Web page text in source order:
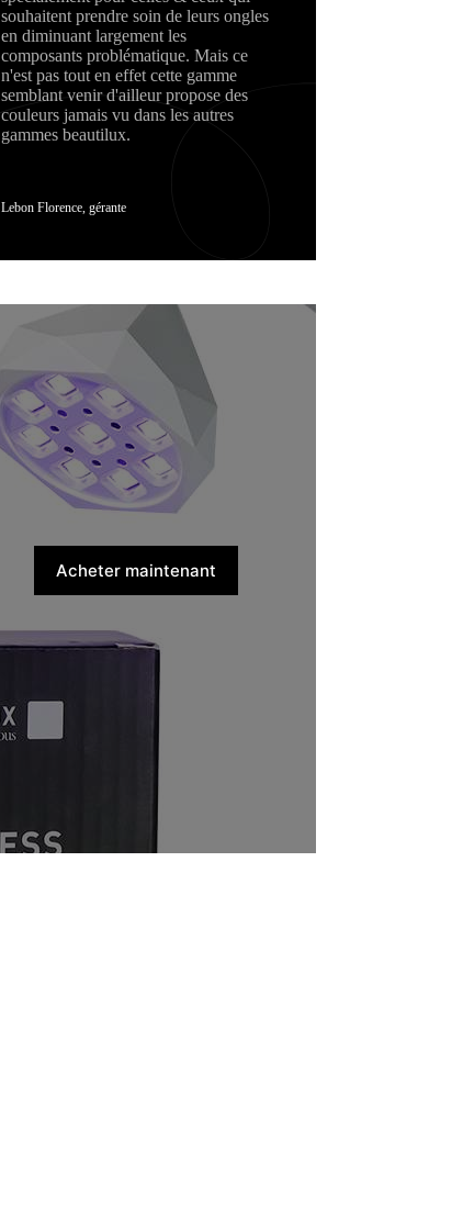
souhaitent prendre soin de leurs ongles
en diminuant largement les
composants problématique. Mais ce
n'est pas tout en effet cette gamme
semblant venir d'ailleur propose des
couleurs jamais vu dans les autres
gammes beautilux.
Lebon Florence, gérante
Acheter maintenant